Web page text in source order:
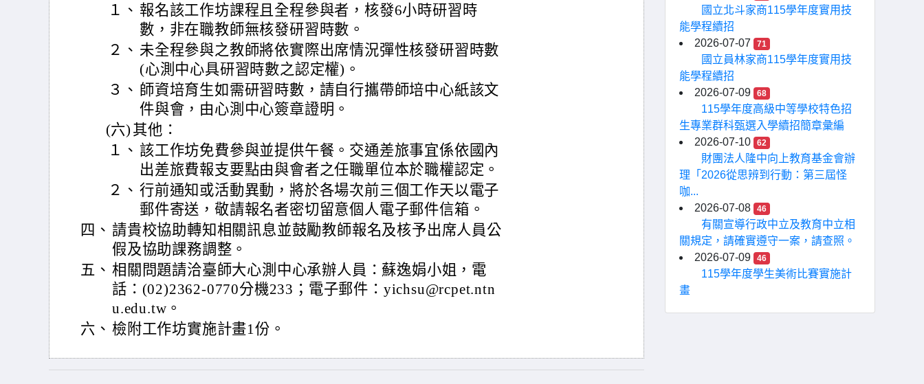
１、 報名該工作坊課程且全程參與者，核發6小時研習時
數，非在職教師無核發研習時數。
２、 未全程參與之教師將依實際出席情況彈性核發研習時數
(心測中心具研習時數之認定權)。
３、 師資培育生如需研習時數，請自行攜帶師培中心紙該文
件與會，由心測中心簽章證明。
(六) 其他：
１、 該工作坊免費參與並提供午餐。交通差旅事宜係依國內
出差旅費報支要點由與會者之任職單位本於職權認定。
２、 行前通知或活動異動，將於各場次前三個工作天以電子
郵件寄送，敬請報名者密切留意個人電子郵件信箱。
四、 請貴校協助轉知相關訊息並鼓勵教師報名及核予出席人員公
假及協助課務調整。
五、 相關問題請洽臺師大心測中心承辦人員：蘇逸娟小姐，電
話：(02)2362-0770分機233；電子郵件：yichsu@rcpet.ntn
u.edu.tw。
六、 檢附工作坊實施計畫1份。
國立北斗家商115學年度實用技
能學程續招
2026-07-07
71
國立員林家商115學年度實用技
能學程續招
2026-07-09
68
115學年度高級中等學校特色招
生專業群科甄選入學續招簡章彙編
2026-07-10
62
財團法人隆中向上教育基金會辦
理「2026從思辨到行動：第三屆怪
咖...
2026-07-08
46
有關宣導行政中立及教育中立相
關規定，請確實遵守一案，請查照。
2026-07-09
46
115學年度學生美術比賽實施計
畫